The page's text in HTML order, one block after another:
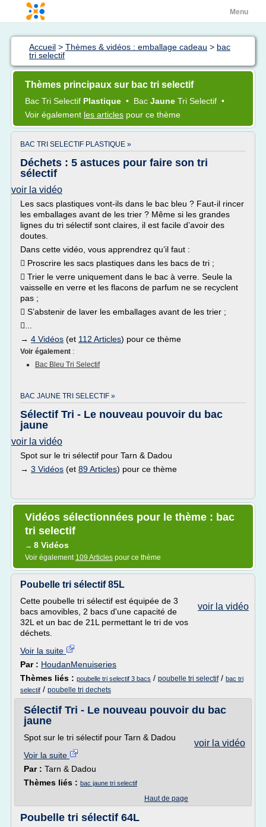
Menu
Accueil > Thèmes & vidéos : emballage cadeau > bac
tri selectif
Thèmes principaux sur bac tri selectif
Bac Tri Selectif Plastique • Bac Jaune Tri Selectif •
Voir également les articles pour ce thème
BAC TRI SELECTIF PLASTIQUE »
Déchets : 5 astuces pour faire son tri
sélectif
voir la vidéo
Les sacs plastiques vont-ils dans le bac bleu ? Faut-il rincer
les emballages avant de les trier ? Même si les grandes
lignes du tri sélectif sont claires, il est facile d’avoir des
doutes.
Dans cette vidéo, vous apprendrez qu’il faut :
 Proscrire les sacs plastiques dans les bacs de tri ;
 Trier le verre uniquement dans le bac à verre. Seule la
vaisselle en verre et les flacons de parfum ne se recyclent
pas ;
 S’abstenir de laver les emballages avant de les trier ;
...
→ 4 Vidéos (et 112 Articles) pour ce thème
Voir également :
Bac Bleu Tri Selectif
BAC JAUNE TRI SELECTIF »
Sélectif Tri - Le nouveau pouvoir du bac
jaune
voir la vidéo
Spot sur le tri sélectif pour Tarn & Dadou
→ 3 Vidéos (et 89 Articles) pour ce thème
Vidéos sélectionnées pour le thème : bac
tri selectif
→ 8 Vidéos
Voir également 109 Articles pour ce thème
Poubelle tri sélectif 85L
voir la vidéo
Cette poubelle tri sélectif est équipée de 3
bacs amovibles, 2 bacs d'une capacité de
32L et un bac de 21L permettant le tri de vos
déchets.
Voir la suite
Par : HoudanMenuiseries
Thèmes liés : poubelle tri selectif 3 bacs / poubelle tri selectif/ bac tri
selectif / poubelle tri dechets
Sélectif Tri - Le nouveau pouvoir du bac
jaune
voir la vidéo
Spot sur le tri sélectif pour Tarn & Dadou
Voir la suite
Par : Tarn & Dadou
Thèmes liés : bac jaune tri selectif
Haut de page
Poubelle tri sélectif 64L